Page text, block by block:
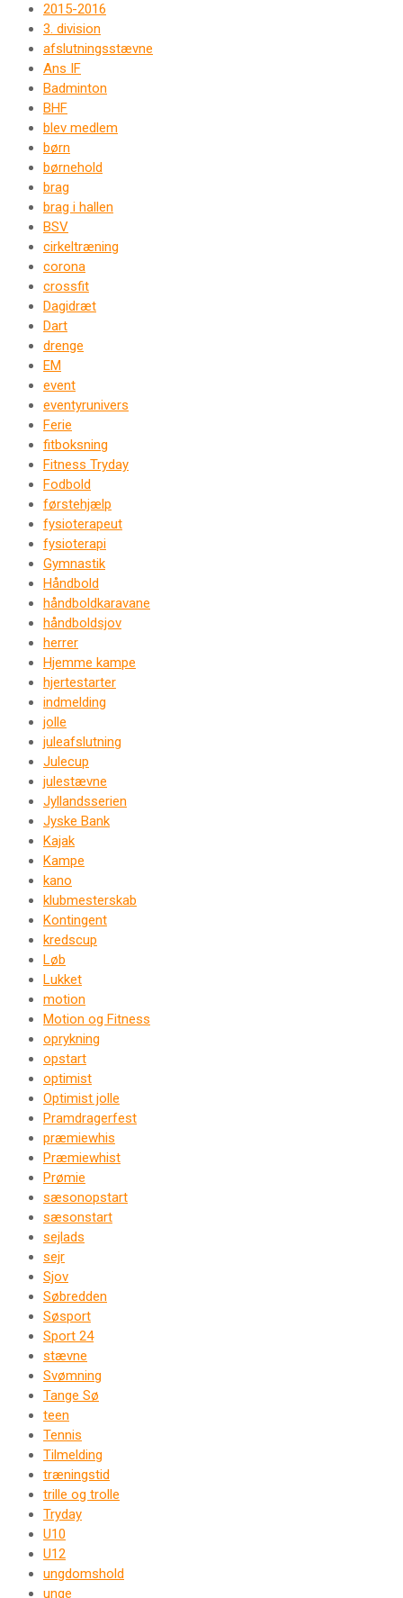
2015-2016
3. division
afslutningsstævne
Ans IF
Badminton
BHF
blev medlem
børn
børnehold
brag
brag i hallen
BSV
cirkeltræning
corona
crossfit
Dagidræt
Dart
drenge
EM
event
eventyrunivers
Ferie
fitboksning
Fitness Tryday
Fodbold
førstehjælp
fysioterapeut
fysioterapi
Gymnastik
Håndbold
håndboldkaravane
håndboldsjov
herrer
Hjemme kampe
hjertestarter
indmelding
jolle
juleafslutning
Julecup
julestævne
Jyllandsserien
Jyske Bank
Kajak
Kampe
kano
klubmesterskab
Kontingent
kredscup
Løb
Lukket
motion
Motion og Fitness
oprykning
opstart
optimist
Optimist jolle
Pramdragerfest
præmiewhis
Præmiewhist
Prømie
sæsonopstart
sæsonstart
sejlads
sejr
Sjov
Søbredden
Søsport
Sport 24
stævne
Svømning
Tange Sø
teen
Tennis
Tilmelding
træningstid
trille og trolle
Tryday
U10
U12
ungdomshold
unge